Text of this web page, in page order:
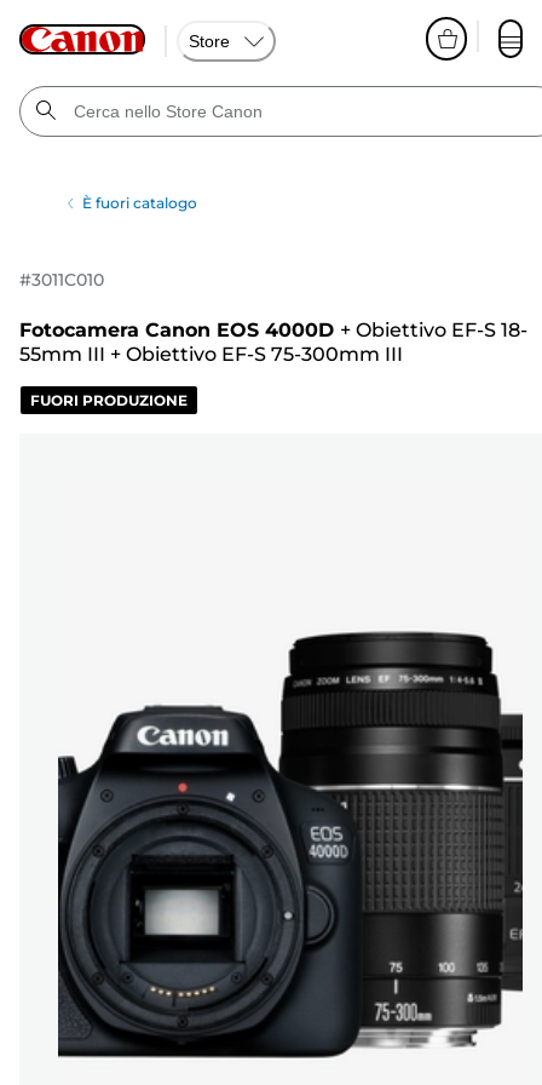
Store
È fuori catalogo
#3011C010
Fotocamera Canon EOS 4000D + Obiettivo EF-S 18-
55mm III + Obiettivo EF-S 75-300mm III
FUORI PRODUZIONE